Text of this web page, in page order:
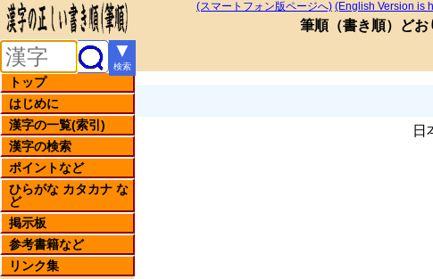
(スマートフォン版ページへ) (English Version is
筆順（書き順）どお
▼
検索
トップ
はじめに
漢字の一覧(索引)
漢字の検索
ポイントなど
ひらがな カタカナ な
ど
掲示板
参考書籍など
リンク集
日